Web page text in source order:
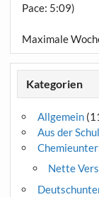
Pace: 5:09)
Maximale
Kategorien
Allgemein
Aus der
Nette